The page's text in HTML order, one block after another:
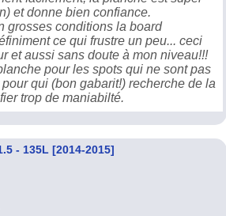
et donne bien confiance.
grosses conditions la board
ce qui frustre un peu... ceci
et aussi sans doute à mon niveau!!!
pour les spots qui ne sont pas
qui (bon gabarit!) recherche de la
trop de maniabilté.
- 135L [2014-2015]